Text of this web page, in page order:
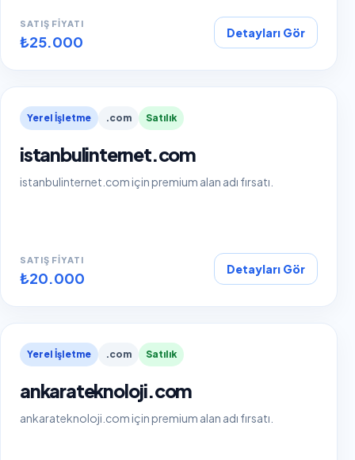
SATIŞ FIYATI
₺25.000 Detayları Gör
Yerel İşletme .com Satılık
istanbulinternet.com
istanbulinternet.com için premium alan adı fırsatı.
SATIŞ FIYATI
₺20.000 Detayları Gör
Yerel İşletme .com Satılık
ankarateknoloji.com
ankarateknoloji.com için premium alan adı fırsatı.